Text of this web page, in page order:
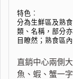
特色︰
分為生鮮區及熟
類、名稱，部分
目瞭然；熟食區
直銷中心兩側
魚、蝦、蟹一